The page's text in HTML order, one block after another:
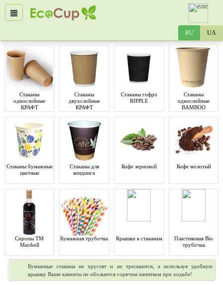
Стаканы
однослойные
КРАФТ
Стаканы
двухслойные
КРАФТ
Стаканы гофро
RIPPLE
Стаканы
однослойные
BAMBOO
Стаканы бумажные
цветные
Стаканы для
вендинга
Кофе зерновой Кофе молотый
Сиропы ТМ
Maribell
Бумажная трубочка Крышки к стаканам
Пластиковая Bio
трубочка
Бумажные стаканы не хрустят и не трескаются, а используя удобную
крышку Ваши клиенты не обольются горячим напитком при ходьбе!